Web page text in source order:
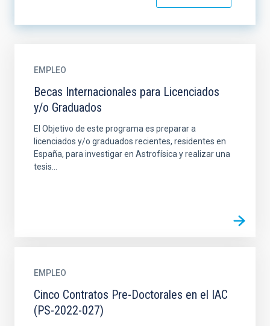
EMPLEO
Becas Internacionales para Licenciados
y/o Graduados
El Objetivo de este programa es preparar a
licenciados y/o graduados recientes, residentes en
España, para investigar en Astrofísica y realizar una
tesis...
EMPLEO
Cinco Contratos Pre-Doctorales en el IAC
(PS-2022-027)